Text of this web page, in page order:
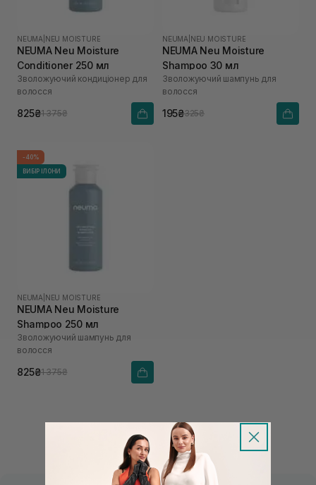
NEUMA NEU MOISTURE
NEUMA Neu Moisture
Conditioner 250 мл
Зволожуючий кондиціонер для
волосся
825₴1 375₴
NEUMA NEU MOISTURE
NEUMA Neu Moisture
Shampoo 30 мл
Зволожуючий шампунь для
волосся
195₴325₴
-40%
ВИБІР ІЛОНИ
NEUMA NEU MOISTURE
NEUMA Neu Moisture
Shampoo 250 мл
Зволожуючий шампунь для
волосся
825₴1 375₴